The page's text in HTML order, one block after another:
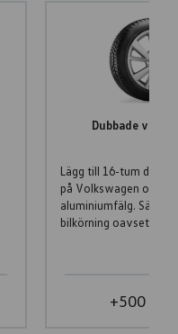
Dubbade
Lägg till 16-tum
på Volkswagen
aluminiumfälg. Säker
bilkörning oavsett
+500 kr/